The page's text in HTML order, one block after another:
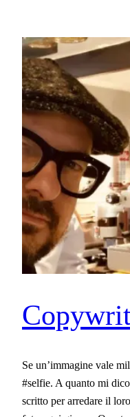
Se un’immagine vale
#selfie. A quanto mi
scritto per arredare il